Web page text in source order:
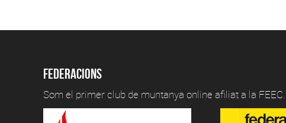
Federacions
Som el primer club de muntanya online afiliat a la FEEC.